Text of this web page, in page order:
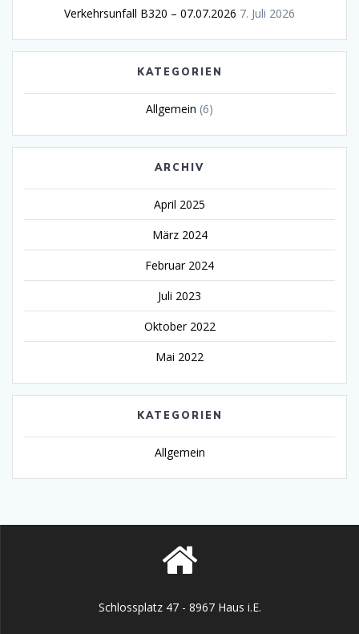
Verkehrsunfall B320 – 07.07.2026 7. Juli 2026
KATEGORIEN
Allgemein (6)
ARCHIV
April 2025
März 2024
Februar 2024
Juli 2023
Oktober 2022
Mai 2022
KATEGORIEN
Allgemein
Schlossplatz 47 - 8967 Haus i.E.